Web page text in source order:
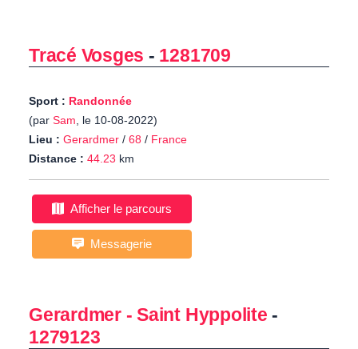
Tracé Vosges - 1281709
Sport : Randonnée
(par Sam, le 10-08-2022)
Lieu : Gerardmer / 68 / France
Distance : 44.23 km
Afficher le parcours
Messagerie
Gerardmer - Saint Hyppolite -
1279123